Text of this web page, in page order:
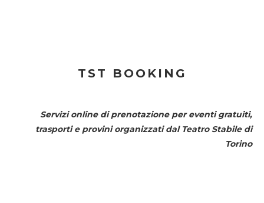
TST BOOKING
Servizi online di prenotazione per eventi gratuiti,
trasporti e provini organizzati dal Teatro Stabile di
Torino